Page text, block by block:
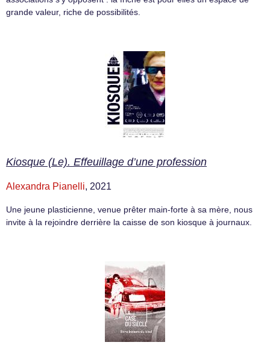
grande valeur, riche de possibilités.
Kiosque (Le). Effeuillage d’une profession
Alexandra Pianelli, 2021
Une jeune plasticienne, venue prêter main-forte à sa mère, nous
invite à la rejoindre derrière la caisse de son kiosque à journaux.